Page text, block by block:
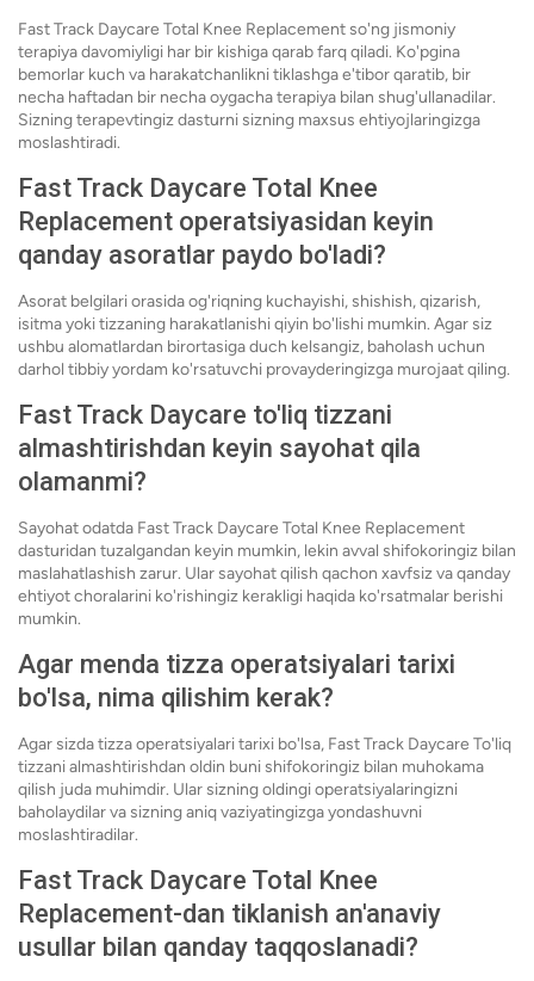
Fast Track Daycare Total Knee Replacement so'ng jismoniy
terapiya davomiyligi har bir kishiga qarab farq qiladi. Ko'pgina
bemorlar kuch va harakatchanlikni tiklashga e'tibor qaratib, bir
necha haftadan bir necha oygacha terapiya bilan shug'ullanadilar.
Sizning terapevtingiz dasturni sizning maxsus ehtiyojlaringizga
moslashtiradi.
Fast Track Daycare Total Knee
Replacement operatsiyasidan keyin
qanday asoratlar paydo bo'ladi?
Asorat belgilari orasida og'riqning kuchayishi, shishish, qizarish,
isitma yoki tizzaning harakatlanishi qiyin bo'lishi mumkin. Agar siz
ushbu alomatlardan birortasiga duch kelsangiz, baholash uchun
darhol tibbiy yordam ko'rsatuvchi provayderingizga murojaat qiling.
Fast Track Daycare to'liq tizzani
almashtirishdan keyin sayohat qila
olamanmi?
Sayohat odatda Fast Track Daycare Total Knee Replacement
dasturidan tuzalgandan keyin mumkin, lekin avval shifokoringiz bilan
maslahatlashish zarur. Ular sayohat qilish qachon xavfsiz va qanday
ehtiyot choralarini ko'rishingiz kerakligi haqida ko'rsatmalar berishi
mumkin.
Agar menda tizza operatsiyalari tarixi
bo'lsa, nima qilishim kerak?
Agar sizda tizza operatsiyalari tarixi bo'lsa, Fast Track Daycare To'liq
tizzani almashtirishdan oldin buni shifokoringiz bilan muhokama
qilish juda muhimdir. Ular sizning oldingi operatsiyalaringizni
baholaydilar va sizning aniq vaziyatingizga yondashuvni
moslashtiradilar.
Fast Track Daycare Total Knee
Replacement-dan tiklanish an'anaviy
usullar bilan qanday taqqoslanadi?